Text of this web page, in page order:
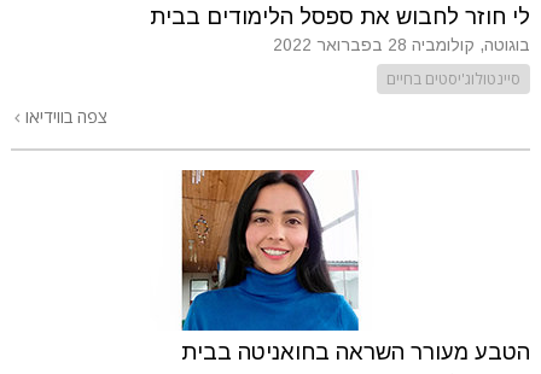
לי חוזר לחבוש את ספסל הלימודים בבית
בוגוטה, קולומביה 28 בפברואר 2022
סיינטולוג'יסטים בחיים
צפה בווידיאו
הטבע מעורר השראה בחואניטה בבית